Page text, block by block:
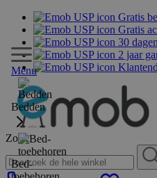
Gratis
Gratis
30
2 jaar
Zoek
Menu
Bedden
Bed-